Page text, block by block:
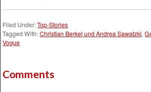
Filed Under:Top-Stories
Tagged With:Christian Berkel und Andrea Sawatzki,
Vogue
Comments